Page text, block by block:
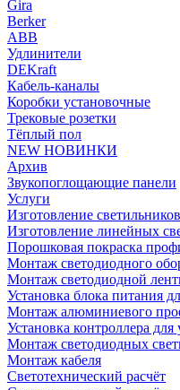
Gira
Berker
ABB
Удлинители
DEKraft
Кабель-каналы
Коробки установочные
Трековые розетки
Тёплый пол
NEW НОВИНКИ
Архив
Звукопоглощающие панели
Услуги
Изготовление светильников
Изготовление линейных
Порошковая покраска
Монтаж светодиодного
Монтаж светодиодной
Установка блока питания
Монтаж алюминиевого
Установка контроллера
Монтаж светодиодных
Монтаж кабеля
Светотехнический расчёт